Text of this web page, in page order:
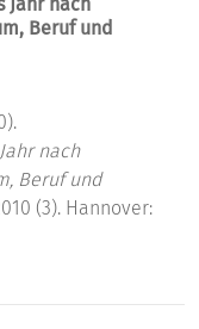
Beruf und
nach
Beruf und
(3). Hannover: